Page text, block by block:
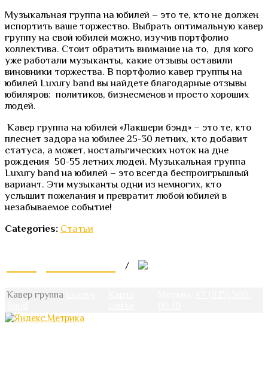
Музыкальная группа на юбилей – это те, кто не должен
испортить ваше торжество. Выбрать оптимальную кавер
группу на свой юбилей можно, изучив портфолио
коллектива. Стоит обратить внимание на то, для кого
уже работали музыканты, какие отзывы оставили
виновники торжества. В портфолио кавер группы на
юбилей Luxury band вы найдете благодарные отзывы
юбиляров: политиков, бизнесменов и просто хороших
людей.
Кавер группа на юбилей «Лакшери бэнд» – это те, кто
плеснет задора на юбилее 25-30 летних, кто добавит
статуса, а может, ностальгических ноток на дне
рождения 50-55 летних людей. Музыкальная группа
Luxury band на юбилей – это всегда беспроигрышный
вариант. Эти музыканты одни из немногих, кто
услышит пожелания и превратит любой юбилей в
незабываемое событие!
Categories: Статьи
/
Кавер группа